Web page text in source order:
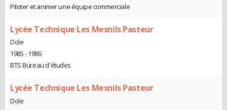
Piloter et animer une équipe commerciale
Lycée Technique Les Mesnils Pasteur
Dole
1985 - 1986
BTS Bureau d'études
Lycée Technique Les Mesnils Pasteur
Dole